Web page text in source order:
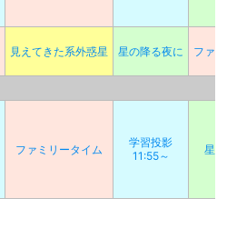
見えてきた系外惑星 星の降る夜に ファ
ファミリータイム
学習投影
11:55～
星